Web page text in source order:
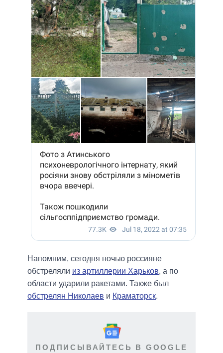
Напомним, сегодня ночью россияне
обстреляли из артиллерии Харьков, а по
области ударили ракетами. Также был
обстрелян Николаев и Краматорск.
ПОДПИСЫВАЙТЕСЬ В GOOGLE